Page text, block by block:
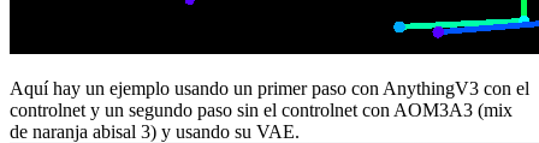
Aquí hay un ejemplo usando un primer paso con AnythingV3 con el
controlnet y un segundo paso sin el controlnet con AOM3A3 (mix
de naranja abisal 3) y usando su VAE.